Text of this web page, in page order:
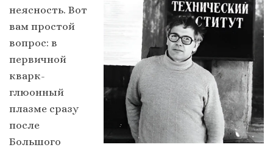
неясность. Вот
вам простой
вопрос: в
первичной
кварк-
глюонный
плазме сразу
после
Большого